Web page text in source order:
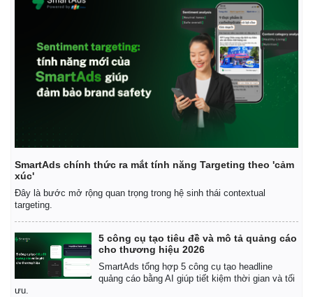
Pháp luật
Vụ án
Tin nóng
Quân sự - Quốc phòng
Vũ khí
Việt Nam
Phân tích
SmartAds chính thức ra mắt tính năng Targeting theo 'cảm
xúc'
Đây là bước mở rộng quan trọng trong hệ sinh thái contextual
targeting.
5 công cụ tạo tiêu đề và mô tả quảng cáo
cho thương hiệu 2026
SmartAds tổng hợp 5 công cụ tạo headline
quảng cáo bằng AI giúp tiết kiệm thời gian và tối
ưu.